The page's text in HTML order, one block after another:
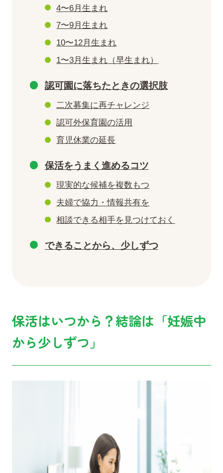
4〜6月生まれ
7〜9月生まれ
10〜12月生まれ
1〜3月生まれ（早生まれ）
認可園に落ちたときの選択肢
二次募集に再チャレンジ
認可外保育園の活用
育児休業の延長
保活をうまく進めるコツ
現実的な候補を複数もつ
夫婦で協力・情報共有を
相談できる相手を見つけておく
できることから、少しずつ
保活はいつから？結論は「妊娠中
から少しずつ」